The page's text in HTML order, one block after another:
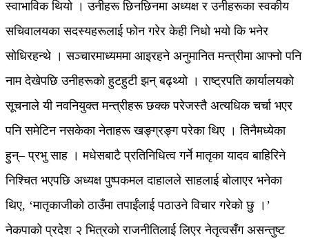
स्वाभाविक थियो । उनीहरू छिनछिनमा अध्यक्ष र उनीहरूका स्वकीय
सचिवालयका सदस्यहरूलाई फोन गरेर केही निधो भयो कि भनेर
सोधिरहन्थे । सञ्चारमाध्यममा आइरहने अनुमानित मन्त्रीमा आफ्नो पनि
नाम देखेपछि उनीहरूको हुटहुटी झन् बढ्थ्यो । राष्ट्रपति कार्यालयको
सूचनाले यी नवनियुक्त मन्त्रीहरू छक्क परेजस्तै अत्यधिक चर्चा भएर
पनि समेटिन नसकेका नेताहरू खङ्ग्रङ्ग परेका थिए । तिनैमध्येका
हुन्– प्रभु साह । मधेसबाटै प्रतिनिधित्व गर्ने मातृका यादव बाहिरिने
निश्चित भएपछि अध्यक्ष पुष्पकमल दाहालले साहलाई बोलाएर भनेका
थिए, ‘मातृकाजीको ठाउँमा तपाईंलाई पठाउने विचार गरेको छु ।’
नेकपाको प्रदेश २ भित्रको राजनीतिलाई लिएर नेतृत्वसँग असन्तुष्ट